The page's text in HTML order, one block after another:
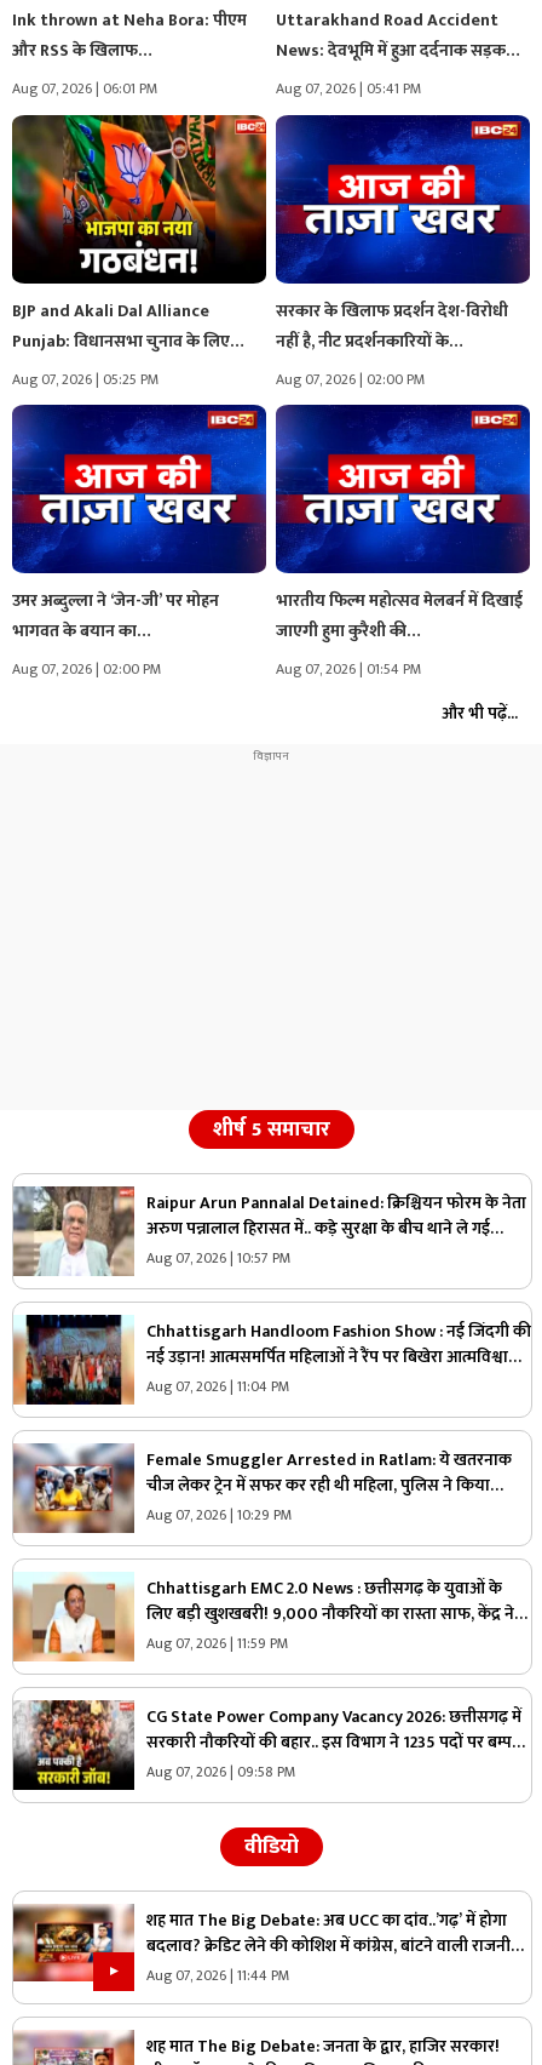
Ink thrown at Neha Bora: पीएम
और RSS के खिलाफ…
Aug 07, 2026 | 06:01 PM
Uttarakhand Road Accident
News: देवभूमि में हुआ दर्दनाक सड़क
हादसा,…
Aug 07, 2026 | 05:41 PM
BJP and Akali Dal Alliance
Punjab: विधानसभा चुनाव के लिए…
Aug 07, 2026 | 05:25 PM
सरकार के खिलाफ प्रदर्शन देश-विरोधी
नहीं है, नीट प्रदर्शनकारियों के…
Aug 07, 2026 | 02:00 PM
उमर अब्दुल्ला ने ‘जेन-जी’ पर मोहन
भागवत के बयान का…
Aug 07, 2026 | 02:00 PM
भारतीय फिल्म महोत्सव मेलबर्न में दिखाई
जाएगी हुमा कुरैशी की…
Aug 07, 2026 | 01:54 PM
और भी पढ़ें...
शीर्ष 5 समाचार
Raipur Arun Pannalal Detained: क्रिश्चियन फोरम के नेता
अरुण पन्नालाल हिरासत में.. कड़े सुरक्षा के बीच थाने ले गई
पुलिस, जानें क्या है आरोप
Aug 07, 2026 | 10:57 PM
Chhattisgarh Handloom Fashion Show : नई जिंदगी की
नई उड़ान! आत्मसमर्पित महिलाओं ने रैंप पर बिखेरा आत्मविश्वास,
तस्वीरें जीत लेंगी आपका दिल
Aug 07, 2026 | 11:04 PM
Female Smuggler Arrested in Ratlam: ये खतरनाक
चीज लेकर ट्रेन में सफर कर रही थी महिला, पुलिस ने किया
गिरफ्तार, जांच में सामने आई चौंकाने वाली सच्चाई
Aug 07, 2026 | 10:29 PM
Chhattisgarh EMC 2.0 News : छत्तीसगढ़ के युवाओं के
लिए बड़ी खुशखबरी! 9,000 नौकरियों का रास्ता साफ, केंद्र ने
दी मेगा प्रोजेक्ट को मंजूरी
Aug 07, 2026 | 11:59 PM
CG State Power Company Vacancy 2026: छत्तीसगढ़ में
सरकारी नौकरियों की बहार.. इस विभाग ने 1235 पदों पर बम्पर
भर्ती, डाटा एंट्री ऑपरेटर के ही 400 पद
Aug 07, 2026 | 09:58 PM
वीडियो
शह मात The Big Debate: अब UCC का दांव..’गढ़’ में होगा
बदलाव? क्रेडिट लेने की कोशिश में कांग्रेस, बांटने वाली राजनीति
पर क्या है सरकार का जवाब?
Aug 07, 2026 | 11:44 PM
शह मात The Big Debate: जनता के द्वार, हाजिर सरकार!